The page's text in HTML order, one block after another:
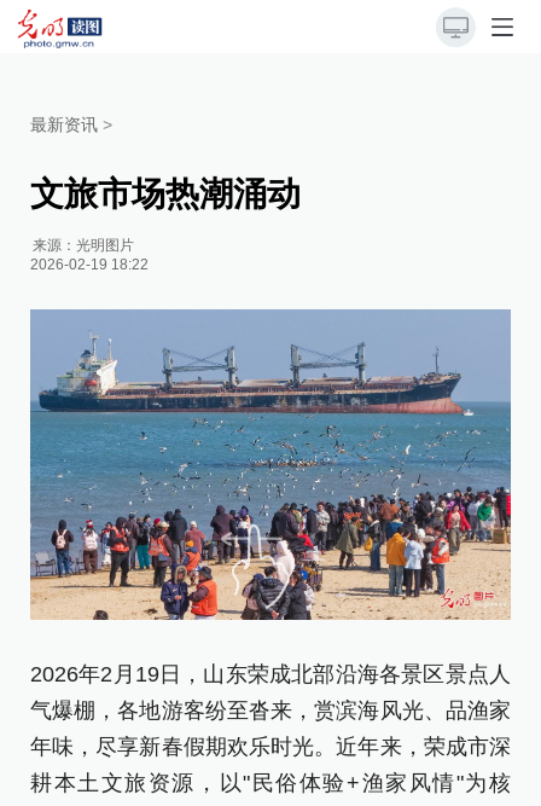
最新资讯 >
文旅市场热潮涌动
来源：光明图片
2026-02-19 18:22
2026年2月19日，山东荣成北部沿海各景区景点人
气爆棚，各地游客纷至沓来，赏滨海风光、品渔家
年味，尽享新春假期欢乐时光。近年来，荣成市深
耕本土文旅资源，以"民俗体验+渔家风情"为核